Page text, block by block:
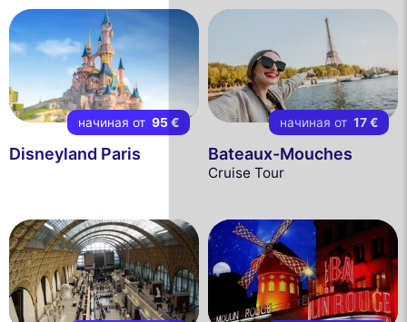
начиная от 95 €
Disneyland Paris
начиная от 17 €
Bateaux-Mouches
Cruise Tour